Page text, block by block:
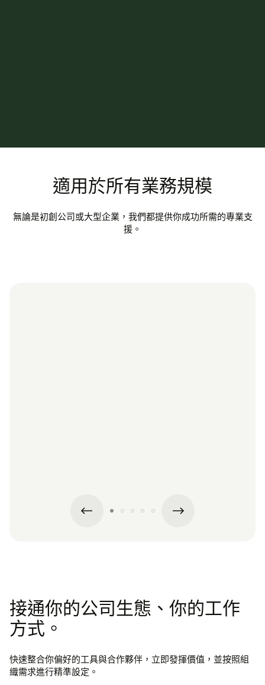
適用於所有業務規模
無論是初創公司或大型企業，我們都提供你成功所需的專業支
援。
接通你的公司生態、你的工作
方式。
快速整合你偏好的工具與合作夥伴，立即發揮價值，並按照組
織需求進行精準設定。